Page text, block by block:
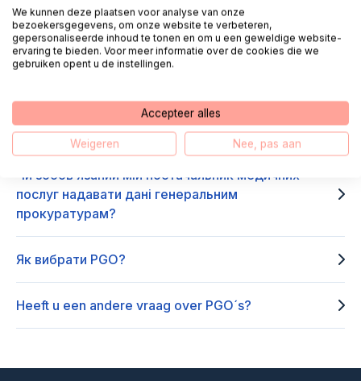
Чи має значення, який PBL я використовую?
Інші мають уявлення про мій PBL?
Чи зобов’язаний мій постачальник медичних
послуг надавати дані генеральним
прокуратурам?
Як вибрати PGO?
Heeft u een andere vraag over PGO´s?
We kunnen deze plaatsen voor analyse van onze
bezoekersgegevens, om onze website te verbeteren,
gepersonaliseerde inhoud te tonen en om u een geweldige website-
ervaring te bieden. Voor meer informatie over de cookies die we
gebruiken opent u de instellingen.
Accepteer alles
Weigeren Nee, pas aan